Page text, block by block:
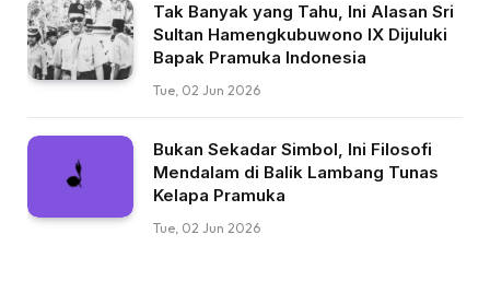
Tak Banyak yang Tahu, Ini Alasan Sri
Sultan Hamengkubuwono IX Dijuluki
Bapak Pramuka Indonesia
Tue, 02 Jun 2026
Bukan Sekadar Simbol, Ini Filosofi
Mendalam di Balik Lambang Tunas
Kelapa Pramuka
Tue, 02 Jun 2026